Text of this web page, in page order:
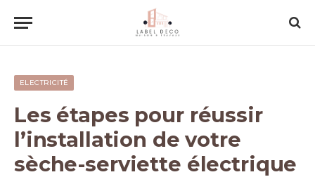
ELECTRICITÉ
Les étapes pour réussir
l’installation de votre
sèche-serviette électrique